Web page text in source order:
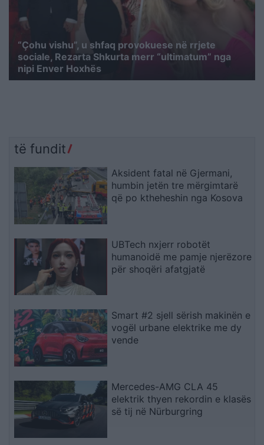
“Çohu vishu”, u shfaq provokuese në rrjete
sociale, Rezarta Shkurta merr “ultimatum” nga
nipi Enver Hoxhës
të fundit
Aksident fatal në Gjermani,
humbin jetën tre mërgimtarë
që po ktheheshin nga Kosova
UBTech nxjerr robotët
humanoidë me pamje njerëzore
për shoqëri afatgjatë
Smart #2 sjell sërish makinën e
vogël urbane elektrike me dy
vende
Mercedes-AMG CLA 45
elektrik thyen rekordin e klasës
së tij në Nürburgring